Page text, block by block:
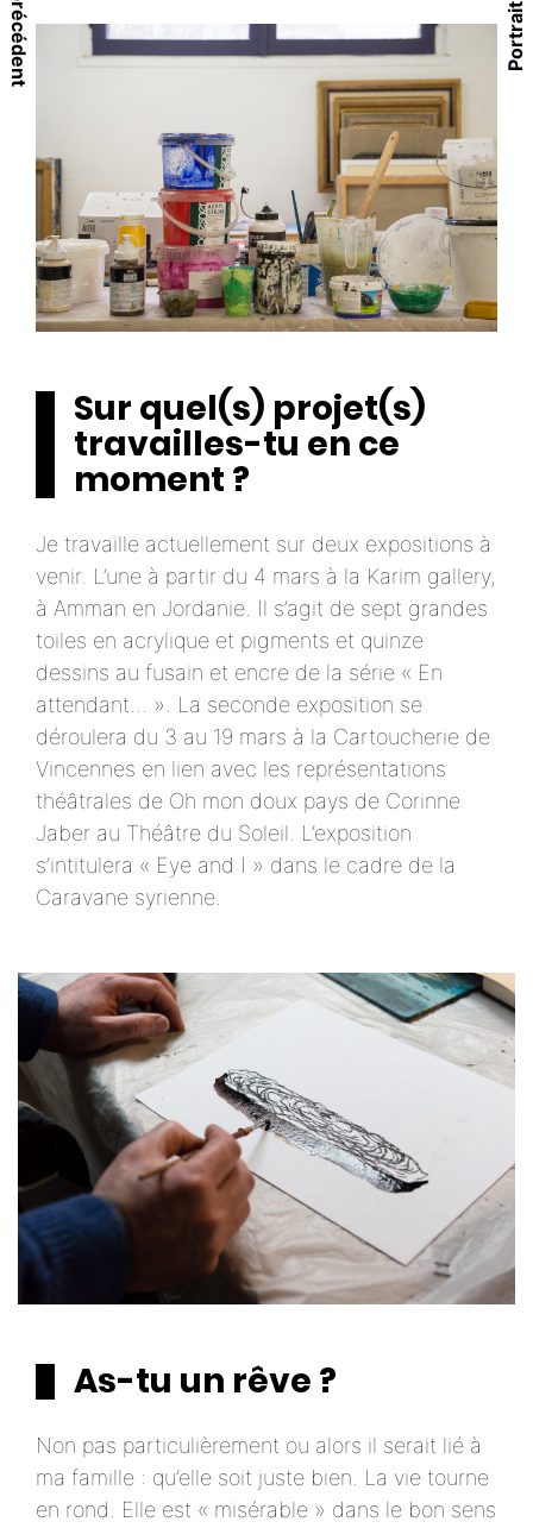
Sur quel(s) projet(s)
travailles-tu en ce
moment ?
Je travaille actuellement sur deux expositions à
venir. L’une à partir du 4 mars à la Karim gallery,
à Amman en Jordanie. Il s’agit de sept grandes
toiles en acrylique et pigments et quinze
dessins au fusain et encre de la série « En
attendant… ». La seconde exposition se
déroulera du 3 au 19 mars à la Cartoucherie de
Vincennes en lien avec les représentations
théâtrales de Oh mon doux pays de Corinne
Jaber au Théâtre du Soleil. L’exposition
s’intitulera « Eye and I » dans le cadre de la
Caravane syrienne.
As-tu un rêve ?
Non pas particulièrement ou alors il serait lié à
ma famille : qu’elle soit juste bien. La vie tourne
en rond. Elle est « misérable » dans le bon sens